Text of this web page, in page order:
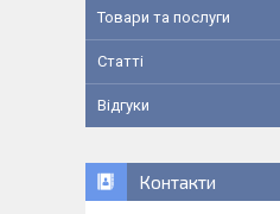
Товари та послуги
Статті
Відгуки
Контакти